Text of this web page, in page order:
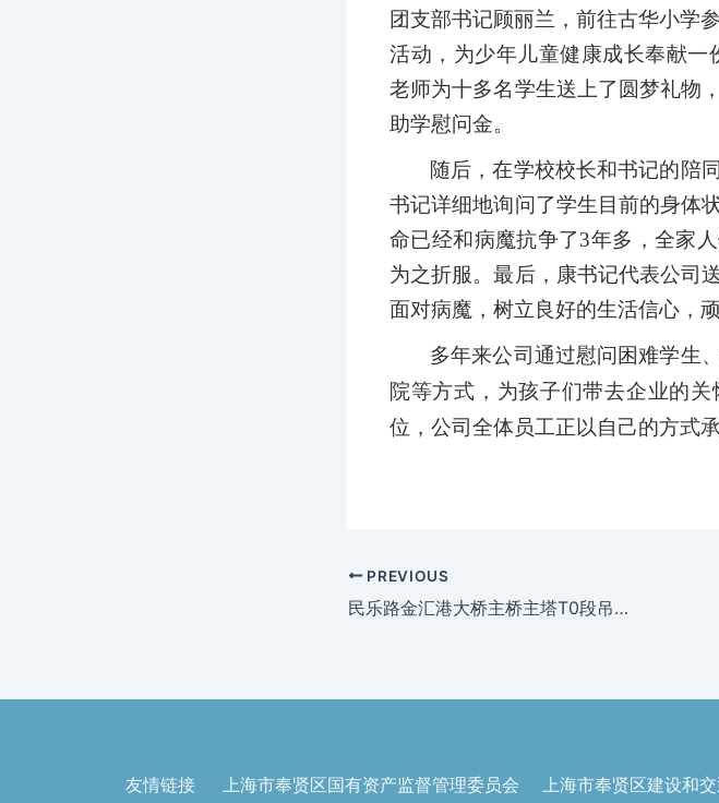
团支部书记顾丽兰，前往古华小学
活动，为少年儿童健康成长奉献
老师为十多名学生送上了圆梦礼物
助学慰问金。
随后，在学校校长和书记的陪
书记详细地询问了学生目前的身体
命已经和病魔抗争了3年多，全家
为之折服。最后，康书记代表公司
面对病魔，树立良好的生活信心，
多年来公司通过慰问困难学生
院等方式，为孩子们带去企业的关
位，公司全体员工正以自己的方式
PREVIOUS
民乐路金汇港大桥主桥主塔T0段吊装完成
友情链接 上海市奉贤区国有资产监督管理委员会 上海市奉贤区建设和